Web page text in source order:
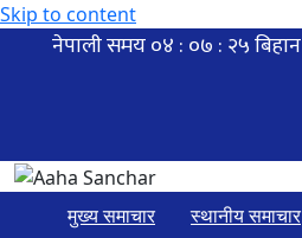
Skip to content
मुख्य समाचार स्थानीय समाचार